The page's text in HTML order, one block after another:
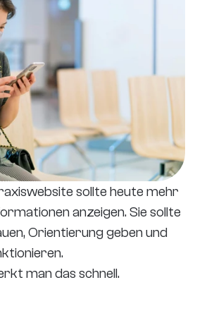
sollte heute mehr
anzeigen. Sie sollte
Orientierung geben und
man das schnell.